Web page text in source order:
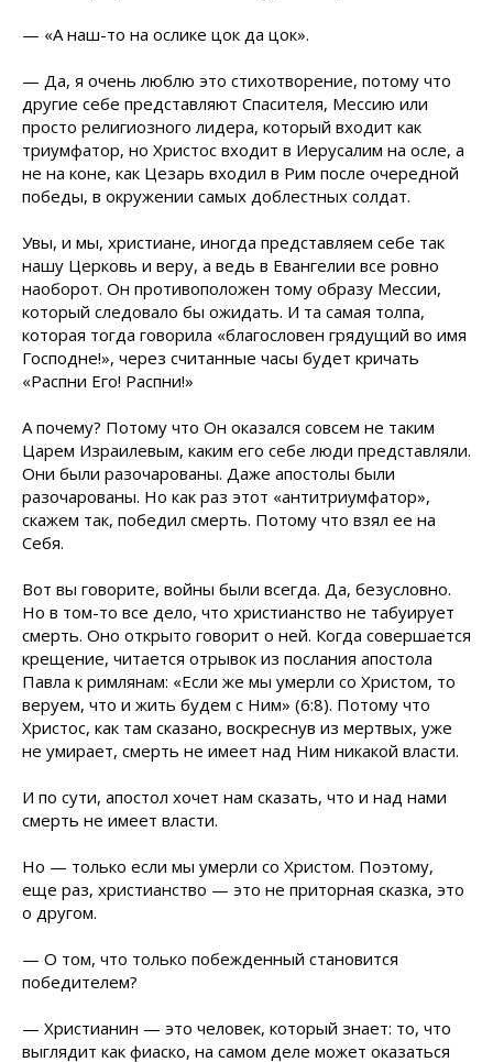
— «А наш-то на ослике цок да цок».
— Да, я очень люблю это стихотворение, потому что
другие себе представляют Спасителя, Мессию или
просто религиозного лидера, который входит как
триумфатор, но Христос входит в Иерусалим на осле, а
не на коне, как Цезарь входил в Рим после очередной
победы, в окружении самых доблестных солдат.
Увы, и мы, христиане, иногда представляем себе так
нашу Церковь и веру, а ведь в Евангелии все ровно
наоборот. Он противоположен тому образу Мессии,
который следовало бы ожидать. И та самая толпа,
которая тогда говорила «благословен грядущий во имя
Господне!», через считанные часы будет кричать
«Распни Его! Распни!»
А почему? Потому что Он оказался совсем не таким
Царем Израилевым, каким его себе люди представляли.
Они были разочарованы. Даже апостолы были
разочарованы. Но как раз этот «антитриумфатор»,
скажем так, победил смерть. Потому что взял ее на
Себя.
Вот вы говорите, войны были всегда. Да, безусловно.
Но в том-то все дело, что христианство не табуирует
смерть. Оно открыто говорит о ней. Когда совершается
крещение, читается отрывок из послания апостола
Павла к римлянам: «Если же мы умерли со Христом, то
веруем, что и жить будем с Ним» (6:8). Потому что
Христос, как там сказано, воскреснув из мертвых, уже
не умирает, смерть не имеет над Ним никакой власти.
И по сути, апостол хочет нам сказать, что и над нами
смерть не имеет власти.
Но — только если мы умерли со Христом. Поэтому,
еще раз, христианство — это не приторная сказка, это
о другом.
— О том, что только побежденный становится
победителем?
— Христианин — это человек, который знает: то, что
выглядит как фиаско, на самом деле может оказаться